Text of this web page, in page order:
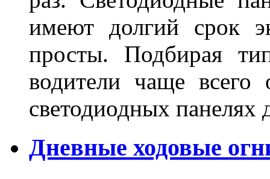
имеют долгий срок
просты. Подбирая
водители чаще всего
светодиодных
Дневные ходовые